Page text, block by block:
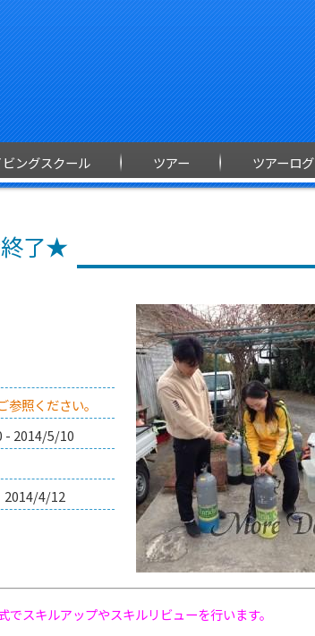
ングスクール ツアー ツアーログ
了★
参照ください。
- 2014/5/10
2014/4/12
でスキルアップやスキルリビューを行います。